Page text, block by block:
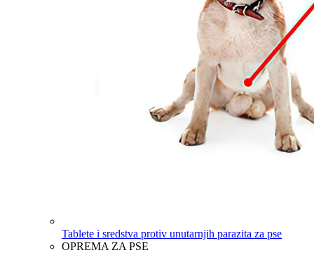
Tablete i sredstva protiv unutarnjih parazita za pse
OPREMA ZA PSE